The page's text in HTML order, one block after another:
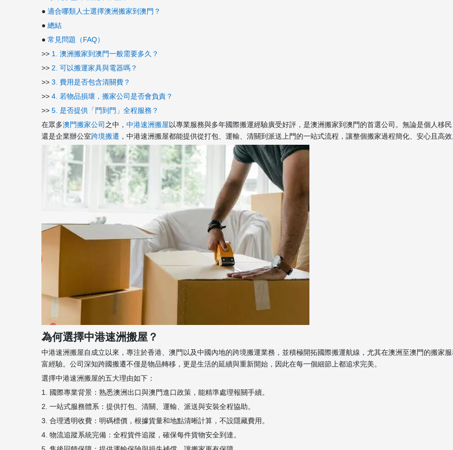
● 適合哪類人士選擇澳洲搬家到澳門？
● 總結
● 常見問題（FAQ）
>> 1. 澳洲搬家到澳門一般需要多久？
>> 2. 可以搬運家具與電器嗎？
>> 3. 費用是否包含清關費？
>> 4. 若物品損壞，搬家公司是否會負責？
>> 5. 是否提供「門到門」全程服務？
在眾多澳門搬家公司 之中， 中港速洲搬屋以專業服務與多年國際搬運經驗廣受好評，是澳洲搬家到澳門的首選公司。無論是個人移民
還是企業辦公室跨境搬遷 ，中港速洲搬屋都能提供從打包、運輸、清關到派送上門的一站式流程，讓整個搬家過程簡化、安心且高效
為何選擇中港速洲搬屋？
中港速洲搬屋自成立以來，專注於香港、澳門以及中國內地的跨境搬運業務，並積極開拓國際搬運航線，尤其在澳洲至澳門的搬家
富經驗。公司深知跨國搬遷不僅是物品轉移，更是生活的延續與重新開始，因此在每一個細節上都追求完美。
選擇中港速洲搬屋的五大理由如下：
1. 國際專業背景：熟悉澳洲出口與澳門進口政策，能精準處理報關手續。
2. 一站式服務體系：提供打包、清關、運輸、派送與安裝全程協助。
3. 合理透明收費：明碼標價，根據貨量和地點清晰計算，不設隱藏費用。
4. 物流追蹤系統完備：全程貨件追蹤，確保每件貨物安全到達。